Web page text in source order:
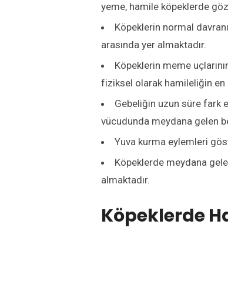
yeme, hamile köpeklerde
Köpeklerin normal
arasında yer almaktadır.
Köpeklerin meme
fiziksel olarak hamileliğin en
Gebeliğin uzun süre fark
vücudunda meydana gelen
Yuva kurma eylemleri
Köpeklerde meydana
almaktadır.
Köpeklerde